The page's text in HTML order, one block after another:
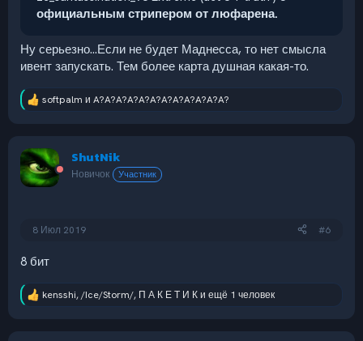
официальным стрипером от люфарена.
Ну серьезно...Если не будет Маднесса, то нет смысла
ивент запускать. Тем более карта душная какая-то.
Р
ц
и
и
softpalm и A?A?A?A?A?A?A?A?A?A?A?A?
ShutNik
Новичок Участник
8 Июл 2019 #6
8 бит
Р
kensshi,/Ice/Storm/, П А К Е Т И Ки ещё 1 человек